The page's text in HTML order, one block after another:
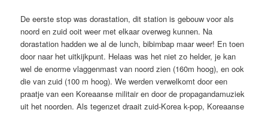
De eerste stop was dorastation, dit station is gebouw voor als
noord en zuid ooit weer met elkaar overweg kunnen. Na
dorastation hadden we al de lunch, bibimbap maar weer! En toen
door naar het uitkijkpunt. Helaas was het niet zo helder, je kan
wel de enorme vlaggenmast van noord zien (160m hoog), en ook
die van zuid (100 m hoog). We werden verwelkomt door een
praatje van een Koreaanse militair en door de propagandamuziek
uit het noorden. Als tegenzet draait zuid-Korea k-pop, Koreaanse